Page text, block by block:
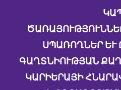
ՍՊԱՌՈՂՆԵՐ ԵՒ
ԳԱՂՏՆԻՈՒԹՅԱՆ
ԿԱՐԻԵՐԱՅԻ